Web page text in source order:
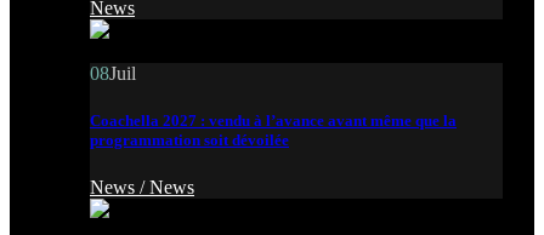
News
08Juil
Coachella 2027 : vendu à l’avance avant même que la
programmation soit dévoilée
News /News